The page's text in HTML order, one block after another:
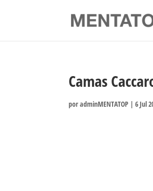
Camas
poradminMENTATOP |6 Jul